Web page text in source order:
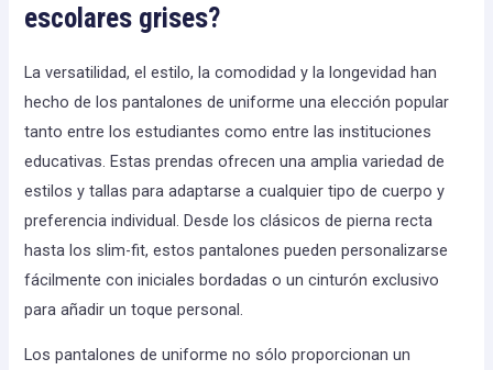
escolares grises?
La versatilidad, el estilo, la comodidad y la longevidad han
hecho de los pantalones de uniforme una elección popular
tanto entre los estudiantes como entre las instituciones
educativas. Estas prendas ofrecen una amplia variedad de
estilos y tallas para adaptarse a cualquier tipo de cuerpo y
preferencia individual. Desde los clásicos de pierna recta
hasta los slim-fit, estos pantalones pueden personalizarse
fácilmente con iniciales bordadas o un cinturón exclusivo
para añadir un toque personal.
Los pantalones de uniforme no sólo proporcionan un